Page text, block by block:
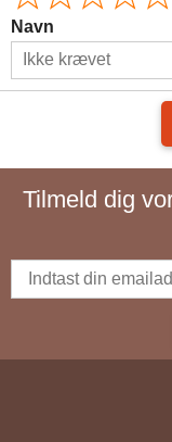
Navn
Tilmeld dig